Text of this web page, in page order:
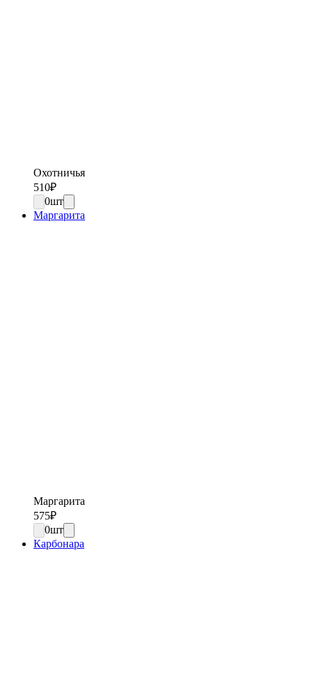
Охотничья
510₽
0шт
Маргарита
Маргарита
575₽
0шт
Карбонара